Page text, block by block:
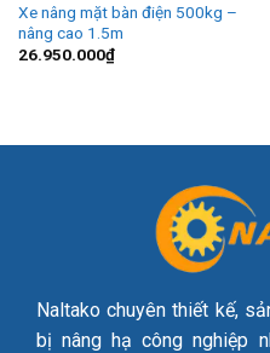
Xe nâng mặt bàn điện 500kg –
nâng cao 1.5m
26.950.000₫
Naltako chuyên thiết kế,
bị nâng hạ công nghiệp